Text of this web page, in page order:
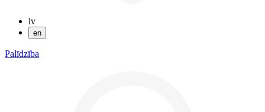
lv
en
Palīdzība